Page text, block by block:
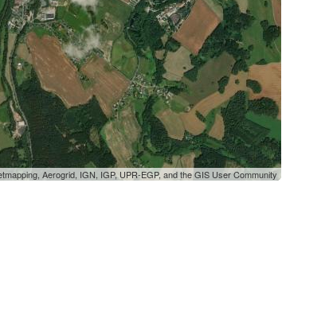
Aerogrid, IGN, IGP, UPR-EGP, and the GIS User Community